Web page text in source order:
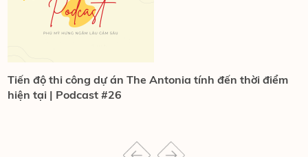
Tiến độ thi công dự án The Antonia tính đến thời điểm
hiện tại | Podcast #26